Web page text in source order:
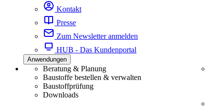
Kontakt
Presse
Zum Newsletter anmelden
HUB - Das Kundenportal
Anwendungen
Beratung & Planung
Baustoffe bestellen & verwalten
Baustoffprüfung
Downloads